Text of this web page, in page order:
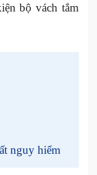
bộ vách tắm
nguy hiểm